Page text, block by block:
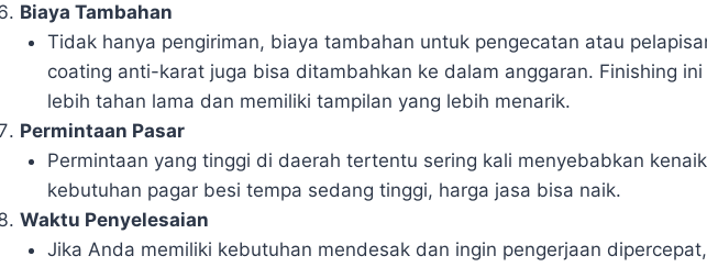
Biaya Tambahan
Tidak hanya pengiriman, biaya tambahan untuk pengecatan atau
coating anti-karat juga bisa ditambahkan ke dalam anggaran. Finishing
lebih tahan lama dan memiliki tampilan yang lebih menarik.
Permintaan Pasar
Permintaan yang tinggi di daerah tertentu sering kali menyebabkan
kebutuhan pagar besi tempa sedang tinggi, harga jasa bisa naik.
Waktu Penyelesaian
Jika Anda memiliki kebutuhan mendesak dan ingin pengerjaan